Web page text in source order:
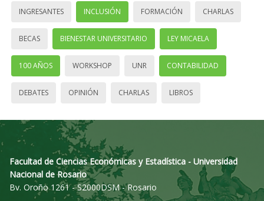
INGRESANTES INCLUSIÓN FORMACIÓN CHARLAS
BECAS BIENESTAR UNIVERSITARIO LEY MICAELA
100 AÑOS WORKSHOP UNR CONTABILIDAD
DEBATES OPINIÓN CHARLAS LIBROS
Facultad de Ciencias Económicas y Estadística - Universidad
Nacional de Rosario
Bv. Oroño 1261 - S2000DSM - Rosario